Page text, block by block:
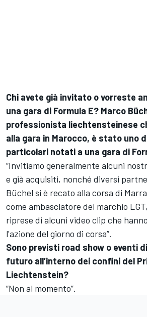
Chi avete già invitato o vorreste
una gara di Formula E? Marco
professionista liechtensteinese
alla gara in Marocco, è stato uno
particolari notati a una gara di
“Invitiamo generalmente alcuni
e già acquisiti, nonché diversi
Büchel si è recato alla corsa di
come ambasciatore del marchio
riprese di alcuni video clip che
l'azione del giorno di corsa”.
Sono previsti road show o eventi
futuro all’interno dei confini del
Liechtenstein?
“Non al momento”.